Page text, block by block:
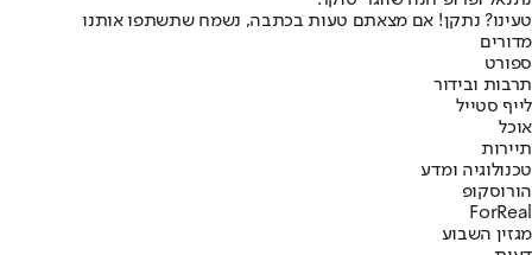
טעינו? נתקן! אם מצאתם טעות בכתבה, נשמח שתשתפו אותנו
מדורים
ספורט
תרבות ובידור
לייף סטייל
אוכל
תיירות
טכנולוגיה ומדע
הורוסקופ
ForReal
מגזין השבוע